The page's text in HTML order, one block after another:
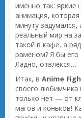
именно так: яркие
анимация,
минуту задумался,
реальный мир на
такой в кафе, а
раменом? Я бы его
Ладно, отвлёкся…
Итак, в Anime
своего любимчика
только нет — от
магов и коньков!